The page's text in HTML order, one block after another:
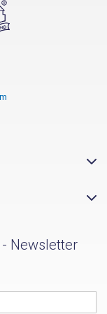
Newsletter